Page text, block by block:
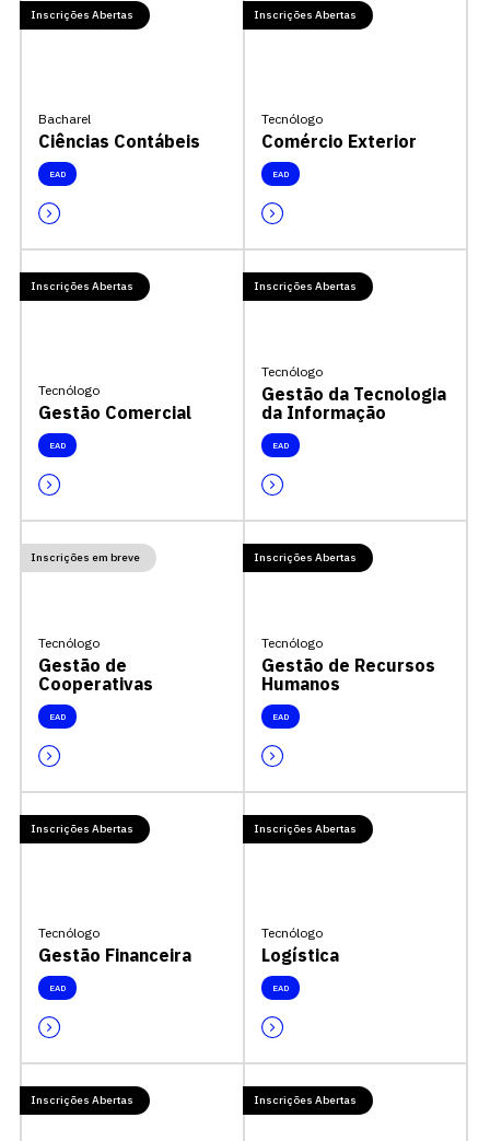
Inscrições Abertas
Bacharel
Ciências Contábeis
EAD
Inscrições Abertas
Tecnólogo
Comércio Exterior
EAD
Inscrições Abertas
Tecnólogo
Gestão Comercial
EAD
Inscrições Abertas
Tecnólogo
Gestão da Tecnologia
da Informação
EAD
Inscrições em breve
Tecnólogo
Gestão de
Cooperativas
EAD
Inscrições Abertas
Tecnólogo
Gestão de Recursos
Humanos
EAD
Inscrições Abertas
Tecnólogo
Gestão Financeira
EAD
Inscrições Abertas
Tecnólogo
Logística
EAD
Inscrições Abertas Inscrições Abertas